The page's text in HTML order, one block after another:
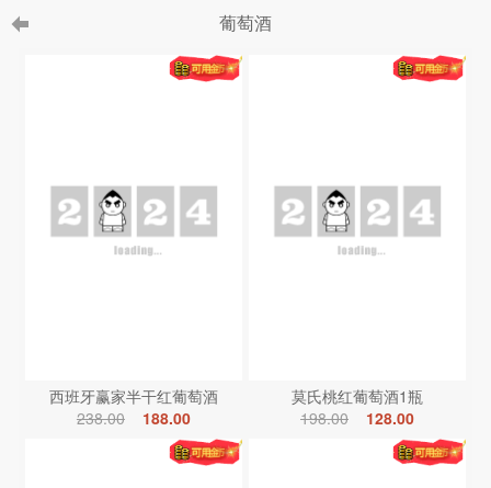
葡萄酒
西班牙赢家半干红葡萄酒
238.00
188.00
莫氏桃红葡萄酒1瓶
198.00
128.00